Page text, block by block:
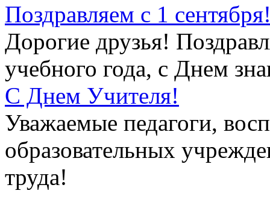
Поздравляем с 1
Дорогие друзья!
учебного года, с Днем
С Днем Учителя!
Уважаемые педагоги,
образовательных
труда!